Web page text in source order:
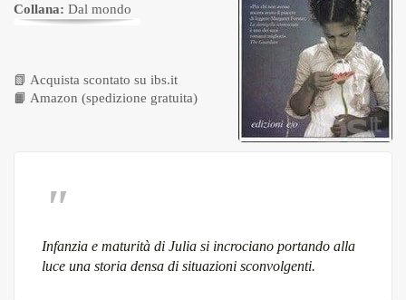
Collana: Dal mondo
📗 Acquista scontato su ibs.it
📙 Amazon (spedizione gratuita)
Infanzia e maturità di Julia si incrociano portando alla
luce una storia densa di situazioni sconvolgenti.